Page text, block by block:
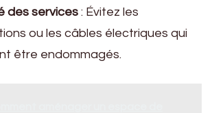
des services : Évitez les
ou les câbles électriques qui
être endommagés.